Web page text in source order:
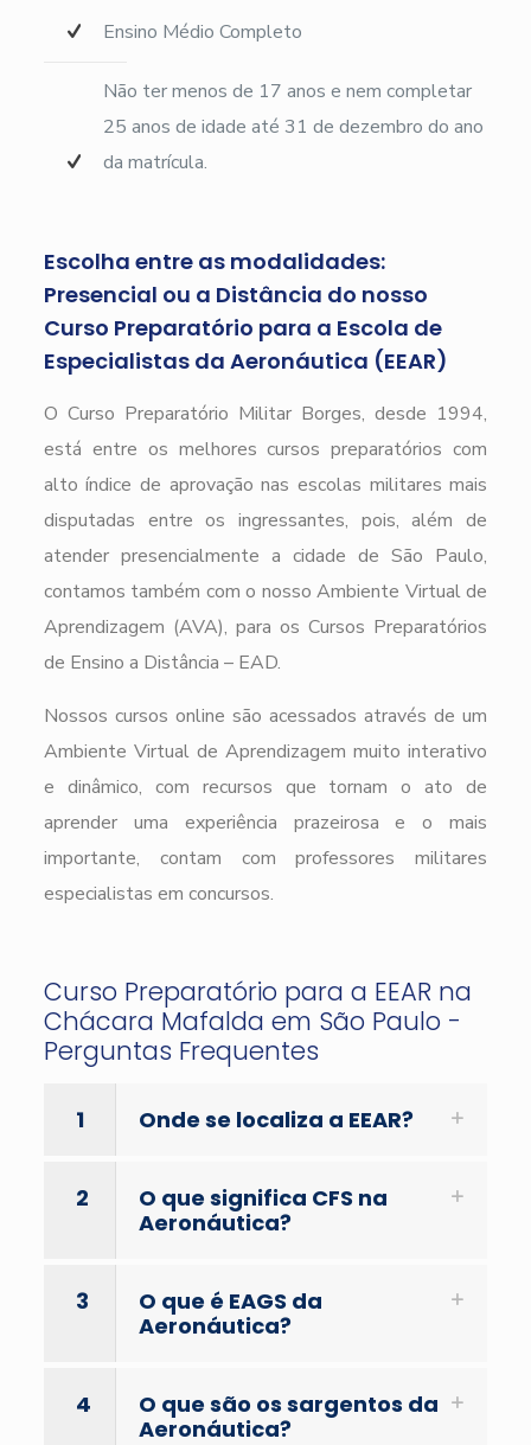
Ensino Médio Completo
Não ter menos de 17 anos e nem completar
25 anos de idade até 31 de dezembro do ano
da matrícula.
Escolha entre as modalidades:
Presencial ou a Distância do nosso
Curso Preparatório para a Escola de
Especialistas da Aeronáutica (EEAR)
O Curso Preparatório Militar Borges, desde 1994,
está entre os melhores cursos preparatórios com
alto índice de aprovação nas escolas militares mais
disputadas entre os ingressantes, pois, além de
atender presencialmente a cidade de São Paulo,
contamos também com o nosso Ambiente Virtual de
Aprendizagem (AVA), para os Cursos Preparatórios
de Ensino a Distância – EAD.
Nossos cursos online são acessados através de um
Ambiente Virtual de Aprendizagem muito interativo
e dinâmico, com recursos que tornam o ato de
aprender uma experiência prazeirosa e o mais
importante, contam com professores militares
especialistas em concursos.
Curso Preparatório para a EEAR na
Chácara Mafalda em São Paulo -
Perguntas Frequentes
1 Onde se localiza a EEAR?
2
O que significa CFS na
Aeronáutica?
3
O que é EAGS da
Aeronáutica?
4
O que são os sargentos da
Aeronáutica?